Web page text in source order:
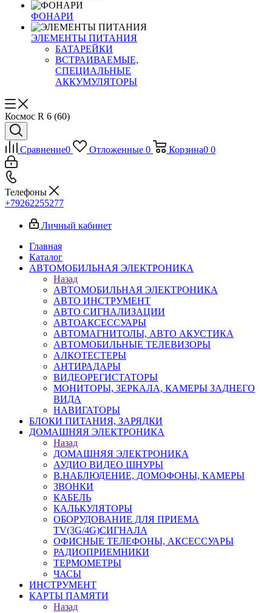
ФОНАРИ
ЭЛЕМЕНТЫ ПИТАНИЯ
БАТАРЕЙКИ
ВСТРАИВАЕМЫЕ,
СПЕЦИАЛЬНЫЕ
АККУМУЛЯТОРЫ
Космос R 6 (60)
Сравнение0 Отложенные 0 Корзина0 0
Телефоны
+79262255277
Личный кабинет
Главная
Каталог
АВТОМОБИЛЬНАЯ ЭЛЕКТРОНИКА
Назад
АВТОМОБИЛЬНАЯ ЭЛЕКТРОНИКА
АВТО ИНСТРУМЕНТ
АВТО СИГНАЛИЗАЦИИ
АВТОАКСЕССУАРЫ
АВТОМАГНИТОЛЫ, АВТО АКУСТИКА
АВТОМОБИЛЬНЫЕ ТЕЛЕВИЗОРЫ
АЛКОТЕСТЕРЫ
АНТИРАДАРЫ
ВИДЕОРЕГИСТАТОРЫ
МОНИТОРЫ, ЗЕРКАЛА, КАМЕРЫ ЗАДНЕГО
ВИДА
НАВИГАТОРЫ
БЛОКИ ПИТАНИЯ, ЗАРЯДКИ
ДОМАШНЯЯ ЭЛЕКТРОНИКА
Назад
ДОМАШНЯЯ ЭЛЕКТРОНИКА
АУДИО ВИДЕО ШНУРЫ
В.НАБЛЮДЕНИЕ, ДОМОФОНЫ, КАМЕРЫ
ЗВОНКИ
КАБЕЛЬ
КАЛЬКУЛЯТОРЫ
ОБОРУДОВАНИЕ ДЛЯ ПРИЕМА
TV(3G/4G)СИГНАЛА
ОФИСНЫЕ ТЕЛЕФОНЫ, АКСЕССУАРЫ
РАДИОПРИЕМНИКИ
ТЕРМОМЕТРЫ
ЧАСЫ
ИНСТРУМЕНТ
КАРТЫ ПАМЯТИ
Назад